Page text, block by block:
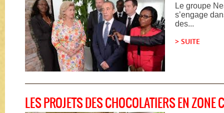
Le groupe
s’engage
des...
> SUITE
LES PROJETS DES CHOCOLATIERS EN ZONE